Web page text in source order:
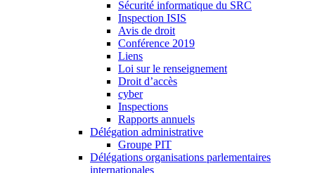
Sécurité informatique du SRC
Inspection ISIS
Avis de droit
Conférence 2019
Liens
Loi sur le renseignement
Droit d’accès
cyber
Inspections
Rapports annuels
Délégation administrative
Groupe PIT
Délégations organisations parlementaires
internationales